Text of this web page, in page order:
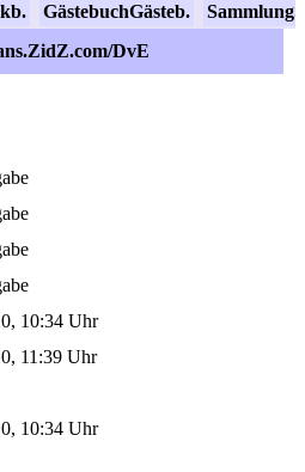
GästebuchGästeb. Sammlung
DvE
10:34 Uhr
11:39 Uhr
10:34 Uhr